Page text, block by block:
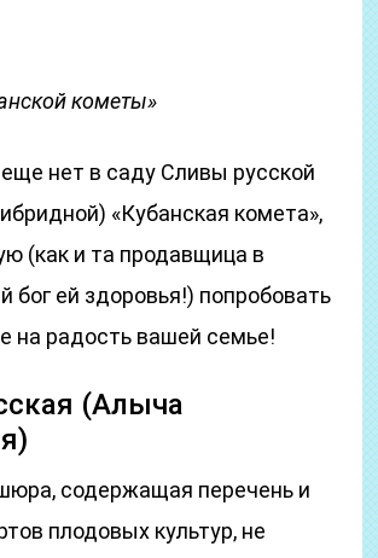
кометы»
нет в саду Сливы русской
«Кубанская комета»,
(как и та продавщица в
бог ей здоровья!) попробовать
на радость вашей семье!
(Алыча
содержащая перечень и
плодовых культур, не